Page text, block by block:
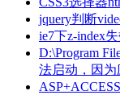
jquery判断
ie7下z-index
D:\Program
法启动，因为